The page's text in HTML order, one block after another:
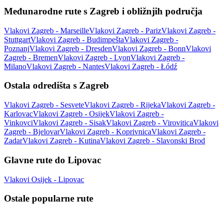
Međunarodne rute s Zagreb i obližnjih područja
Vlakovi Zagreb - MarseilleVlakovi Zagreb - ParizVlakovi Zagreb -
StuttgartVlakovi Zagreb - BudimpeštaVlakovi Zagreb -
PoznanjVlakovi Zagreb - DresdenVlakovi Zagreb - BonnVlakovi
Zagreb - BremenVlakovi Zagreb - LyonVlakovi Zagreb -
MilanoVlakovi Zagreb - NantesVlakovi Zagreb - Łódź
Ostala odredišta s Zagreb
Vlakovi Zagreb - SesveteVlakovi Zagreb - RijekaVlakovi Zagreb -
KarlovacVlakovi Zagreb - OsijekVlakovi Zagreb -
VinkovciVlakovi Zagreb - SisakVlakovi Zagreb - ViroviticaVlakovi
Zagreb - BjelovarVlakovi Zagreb - KoprivnicaVlakovi Zagreb -
ZadarVlakovi Zagreb - KutinaVlakovi Zagreb - Slavonski Brod
Glavne rute do Lipovac
Vlakovi Osijek - Lipovac
Ostale popularne rute